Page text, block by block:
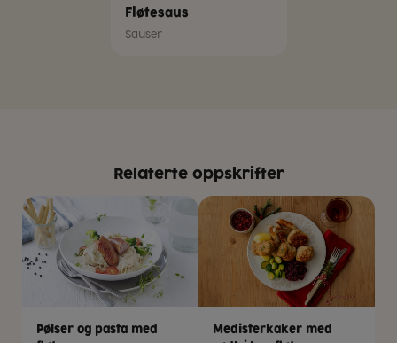
Fløtesaus
Sauser
Relaterte oppskrifter
Pølser og pasta med
Medisterkaker med